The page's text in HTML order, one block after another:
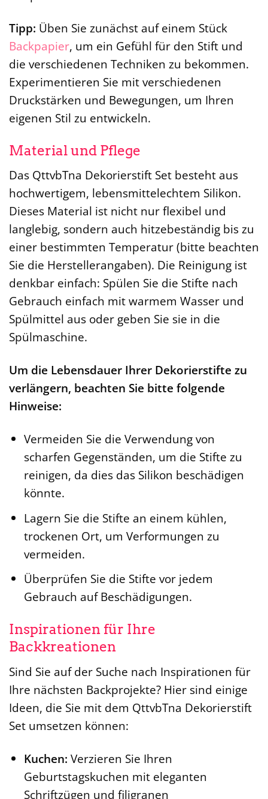
Tipp: Üben Sie zunächst auf einem Stück
Backpapier, um ein Gefühl für den Stift und
die verschiedenen Techniken zu bekommen.
Experimentieren Sie mit verschiedenen
Druckstärken und Bewegungen, um Ihren
eigenen Stil zu entwickeln.
Material und Pflege
Das QttvbTna Dekorierstift Set besteht aus
hochwertigem, lebensmittelechtem Silikon.
Dieses Material ist nicht nur flexibel und
langlebig, sondern auch hitzebeständig bis zu
einer bestimmten Temperatur (bitte beachten
Sie die Herstellerangaben). Die Reinigung ist
denkbar einfach: Spülen Sie die Stifte nach
Gebrauch einfach mit warmem Wasser und
Spülmittel aus oder geben Sie sie in die
Spülmaschine.
Um die Lebensdauer Ihrer Dekorierstifte zu
verlängern, beachten Sie bitte folgende
Hinweise:
Vermeiden Sie die Verwendung von
scharfen Gegenständen, um die Stifte zu
reinigen, da dies das Silikon beschädigen
könnte.
Lagern Sie die Stifte an einem kühlen,
trockenen Ort, um Verformungen zu
vermeiden.
Überprüfen Sie die Stifte vor jedem
Gebrauch auf Beschädigungen.
Inspirationen für Ihre
Backkreationen
Sind Sie auf der Suche nach Inspirationen für
Ihre nächsten Backprojekte? Hier sind einige
Ideen, die Sie mit dem QttvbTna Dekorierstift
Set umsetzen können:
Kuchen: Verzieren Sie Ihren
Geburtstagskuchen mit eleganten
Schriftzügen und filigranen